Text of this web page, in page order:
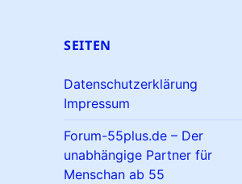
SEITEN
Datenschutzerklärung
Impressum
Forum-55plus.de – Der
unabhängige Partner für
Menschan ab 55